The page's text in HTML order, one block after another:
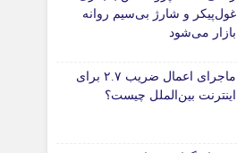
غول‌پیکر و شارژ بی‌سیم روانه
بازار می‌شود
ماجرای اعمال ضریب ۲.۷ برای
اینترنت بین‌الملل چیست؟